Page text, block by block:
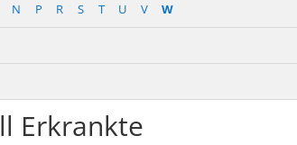
N P R S T U V W
Erkrankte